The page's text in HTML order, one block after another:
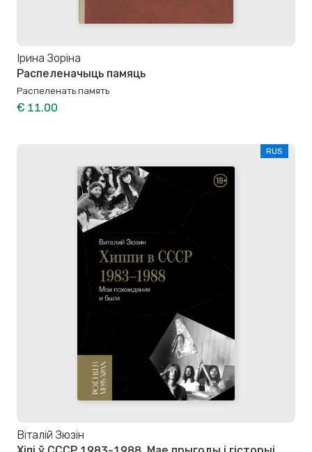
Ірина Зоріна
Распеленачыць памяць
Распеленать память
€ 11.00
RUS
Віталій Зюзін